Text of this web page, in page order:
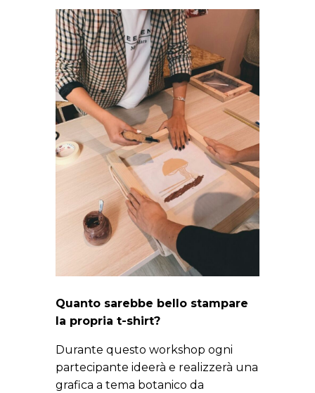
Quanto sarebbe bello stampare
la propria t-shirt?
Durante questo workshop ogni
partecipante ideerà e realizzerà una
grafica a tema botanico da